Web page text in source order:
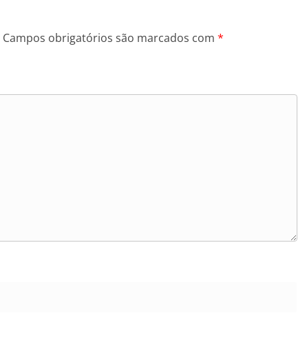
Campos obrigatórios são marcados com *